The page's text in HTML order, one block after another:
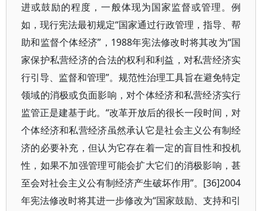
进或鼓励的程度，一般体现为国家监督或管理。例
如，现行宪法最初规定“国家通过行政管理，指导、帮
助和监督个体经济”，1988年宪法修改时将其改为“国
家保护私营经济的合法的权利和利益，对私营经济实
行引导、监督和管理”。规范性治理工具旨在避免特定
领域的消极或负面影响，对个体经济和私营经济实行
监管正是建基于此。“改革开放后的很长一段时间，对
个体经济和私营经济虽然承认它是社会主义公有制经
济的必要补充，但认为它存在着一定的盲目性和投机
性，如果不加强管理可能会扩大它们的消极影响，甚
至会对社会主义公有制经济产生破坏作用”。[36]2004
年宪法修改时将其进一步修改为“国家鼓励、支持和引